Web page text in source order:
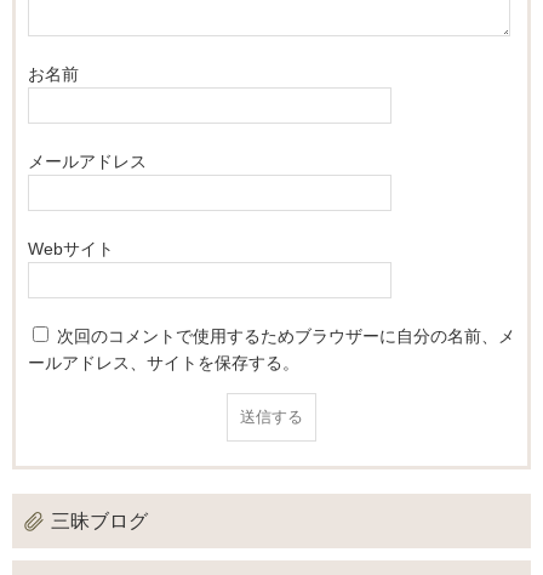
お名前
メールアドレス
Webサイト
次回のコメントで使用するためブラウザーに自分の名前、メ
ールアドレス、サイトを保存する。
三昧ブログ